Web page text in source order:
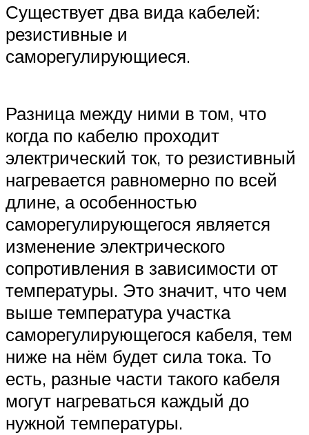
Существует два вида кабелей:
резистивные и
саморегулирующиеся.
Разница между ними в том, что
когда по кабелю проходит
электрический ток, то резистивный
нагревается равномерно по всей
длине, а особенностью
саморегулирующегося является
изменение электрического
сопротивления в зависимости от
температуры. Это значит, что чем
выше температура участка
саморегулирующегося кабеля, тем
ниже на нём будет сила тока. То
есть, разные части такого кабеля
могут нагреваться каждый до
нужной температуры.